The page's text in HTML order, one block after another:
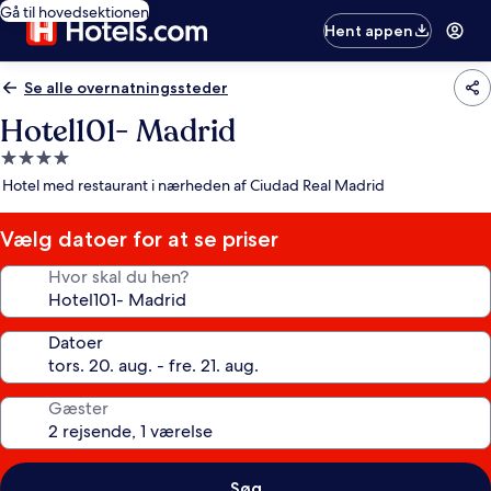
Gå til hovedsektionen
Hent appen
Se alle overnatningssteder
Hotel101- Madrid
4.0-
stjernet
Hotel med restaurant i nærheden af Ciudad Real Madrid
Vælg datoer for at se priser
Hvor skal du hen?
Datoer
Gæster